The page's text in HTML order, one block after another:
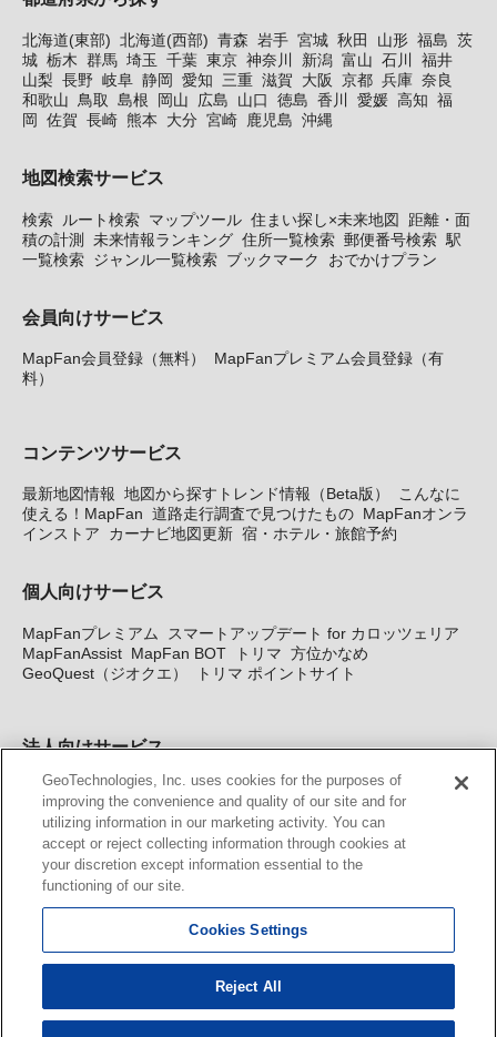
北海道(東部) 北海道(西部) 青森 岩手 宮城 秋田 山形 福島 茨
城 栃木 群馬 埼玉 千葉 東京 神奈川 新潟 富山 石川
福井
山梨 長野 岐阜 静岡 愛知 三重 滋賀 大阪 京都 兵庫 奈良
和歌山
鳥取 島根 岡山 広島 山口 徳島 香川 愛媛 高知 福
岡
佐賀 長崎 熊本 大分 宮崎 鹿児島 沖縄
地図検索サービス
検索 ルート検索 マップツール 住まい探し×未来地図
距離・面
積の計測 未来情報ランキング 住所一覧検索 郵便番号検索 駅
一覧検索 ジャンル一覧検索 ブックマーク おでかけプラン
会員向けサービス
MapFan会員登録（無料）
MapFanプレミアム会員登録（有
料）
コンテンツサービス
最新地図情報 地図から探すトレンド情報（Beta版）
こんなに
使える！MapFan 道路走行調査で見つけたもの MapFanオンラ
インストア
カーナビ地図更新 宿・ホテル・旅館予約
個人向けサービス
MapFanプレミアム
スマートアップデート for カロッツェリア
MapFanAssist MapFan BOT トリマ 方位かなめ
GeoQuest（ジオクエ）
トリマ ポイントサイト
法人向けサービス
法人向け地図・位置情報サービス WEBサイト・システム向け地
図API Windows PC向け地図開発キット MapFan DB 住所確認
サービス
MAP WORLD+ トリマ広告 Geo-Research
カーナビ地図更新サービス
MapFan スマートメンバーズ カロッツェリア地図割プラス
KENWOOD MapFan Club
GeoTechnologies, Inc. uses cookies for the purposes of
improving the convenience and quality of our site and for
utilizing information in our marketing activity. You can
accept or reject collecting information through cookies at
your discretion except information essential to the
functioning of our site.
Cookies Settings
Reject All